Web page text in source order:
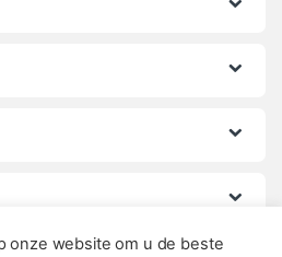
onze website om u de beste